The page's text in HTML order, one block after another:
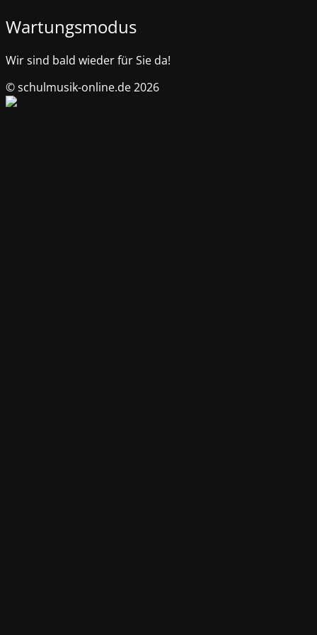
Wartungsmodus
Wir sind bald wieder für Sie da!
© schulmusik-online.de 2026